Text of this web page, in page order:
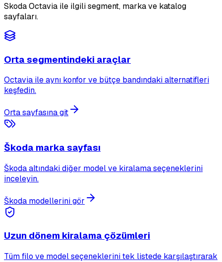
Skoda Octavia ile ilgili segment, marka ve katalog
sayfaları.
Orta segmentindeki araçlar
Octavia ile aynı konfor ve bütçe bandındaki alternatifleri
keşfedin.
Orta sayfasına git
Škoda marka sayfası
Škoda altındaki diğer model ve kiralama seçeneklerini
inceleyin.
Škoda modellerini gör
Uzun dönem kiralama çözümleri
Tüm filo ve model seçeneklerini tek listede karşılaştırarak